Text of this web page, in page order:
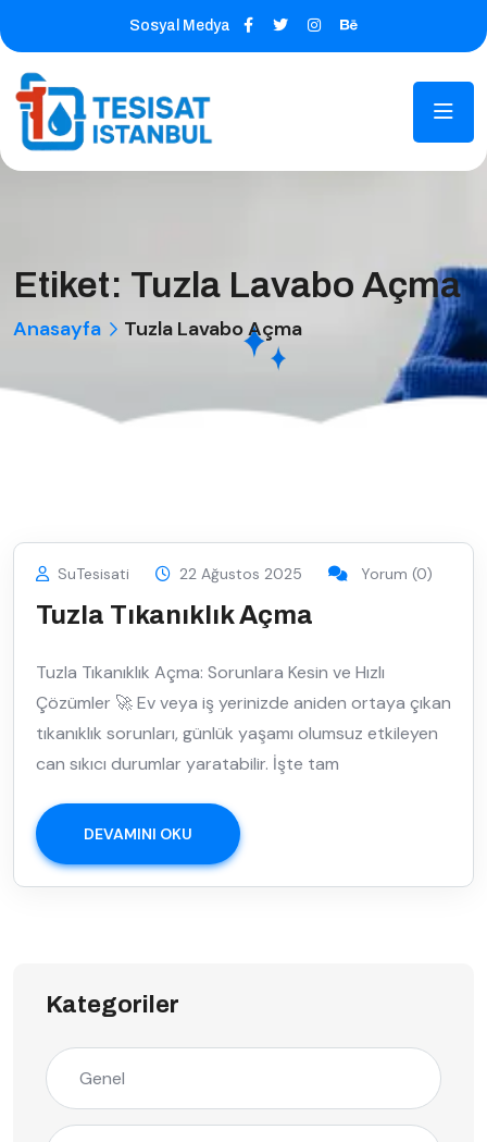
Sosyal Medya
Etiket: Tuzla Lavabo Açma
Anasayfa Tuzla Lavabo Açma
SuTesisati 22 Ağustos 2025 Yorum (0)
Tuzla Tıkanıklık Açma
Tuzla Tıkanıklık Açma: Sorunlara Kesin ve Hızlı
Çözümler 🚀 Ev veya iş yerinizde aniden ortaya çıkan
tıkanıklık sorunları, günlük yaşamı olumsuz etkileyen
can sıkıcı durumlar yaratabilir. İşte tam
DEVAMINI OKU
Kategoriler
Genel